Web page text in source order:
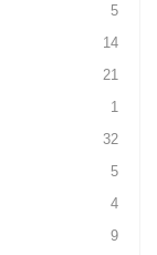
5
14
21
1
32
5
4
9